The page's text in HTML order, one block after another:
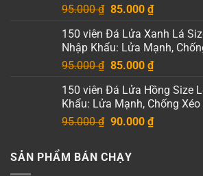
85.000 ₫.
95.000₫ Giá
là:
95.000 ₫.
85.000 ₫Giá
tại
là:
85.000 ₫.
150 viên Đá Lửa Xanh Lá
Nhập Khẩu: Lửa Mạnh,
95.000₫ Giá
là:
95.000 ₫.
85.000 ₫Giá
tại
là:
85.000 ₫.
150 viên Đá Lửa Hồng Size
Khẩu: Lửa Mạnh, Chống
95.000₫ Giá
là:
95.000 ₫.
90.000 ₫Giá
SẢN PHẨM BÁN CHẠY